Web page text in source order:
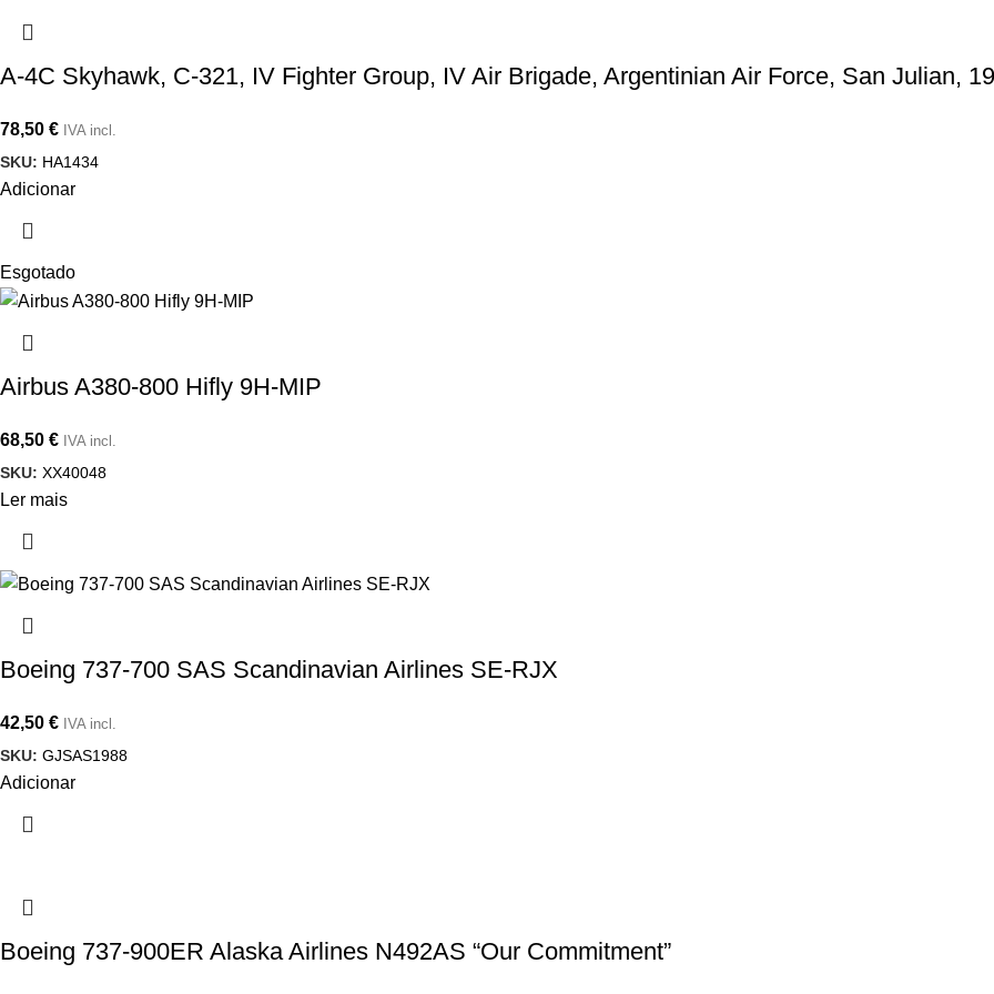
A-4C Skyhawk, C-321, IV Fighter Group, IV Air Brigade, Argentinian Air Force, San Julian,
78,50 € IVA incl.
SKU: HA1434
Adicionar
Esgotado
Airbus A380-800 Hifly 9H-MIP
68,50 € IVA incl.
SKU: XX40048
Ler mais
Boeing 737-700 SAS Scandinavian Airlines SE-RJX
42,50 € IVA incl.
SKU: GJSAS1988
Adicionar
Boeing 737-900ER Alaska Airlines N492AS “Our Commitment”